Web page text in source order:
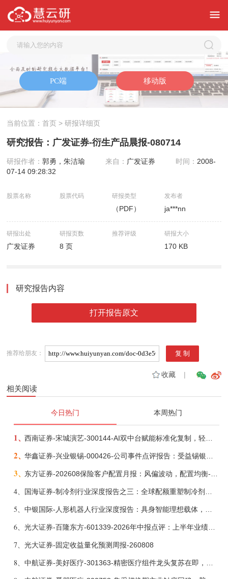
当前位置：首页 > 研报详细页
研究报告：广发证券-衍生产品晨报-080714
研报作者：郭勇，朱洁瑜 来自： 广发证券 时间： 2008-
07-14 09:28:32
股票名称 股票代码 研报类型
（PDF）
发布者
ja***nn
研报出处
广发证券
研报页数
8 页
推荐评级 研报大小
170 KB
研究报告内容
打开报告原文
推荐给朋友：
收藏|
相关阅读
今日热门 本周热门
1、
2、
3、
4、
5、
6、 光大证券-百隆东方-601339-2026年中报点评：上半年业绩表现高增，国内外产能均有亮眼表现-260807
7、 光大证券-固定收益量化预测周报-260808
8、